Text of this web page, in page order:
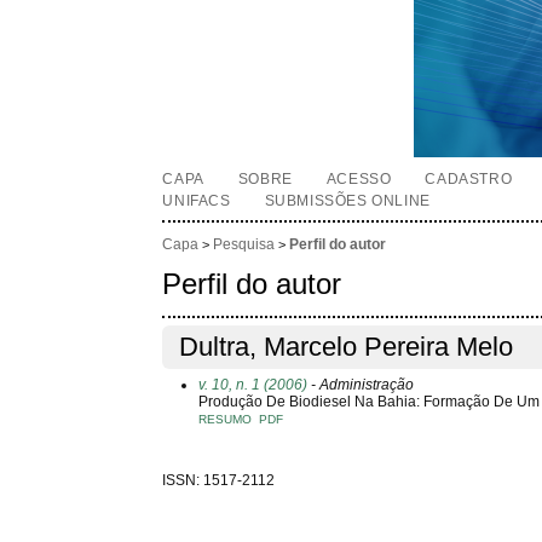
CAPA SOBRE ACESSO
CADASTRO
UNIFACS
SUBMISSÕES ONLINE
Capa > Pesquisa > Perfil do autor
Perfil do autor
Dultra, Marcelo Pereira Melo
v. 10, n. 1 (2006) - Administração
Produção De Biodiesel Na Bahia: Formação De
RESUMO PDF
ISSN: 1517-2112